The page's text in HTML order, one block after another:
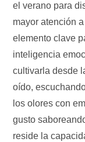
el verano para
mayor atención
elemento clave
inteligencia
cultivarla desde
oído,
los olores con
gusto
reside la